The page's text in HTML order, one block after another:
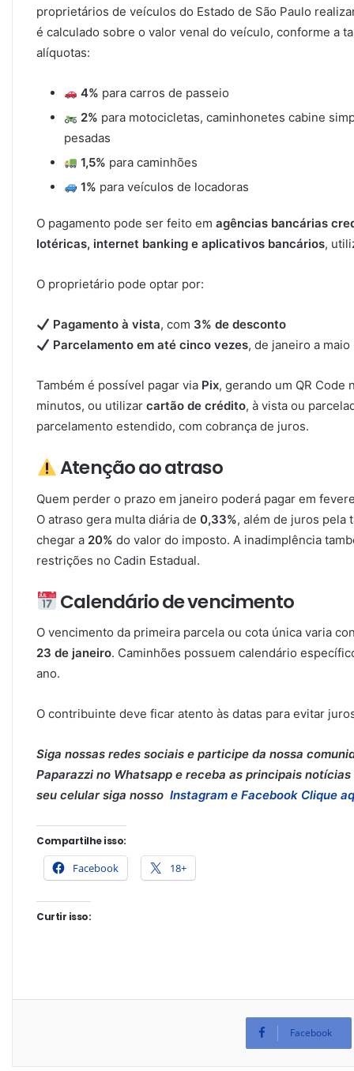
proprietários de veículos do Estado de São Paulo
é calculado sobre o valor venal do veículo, conforme a
alíquotas:
4% para carros de passeio
2% para motocicletas, caminhonetes cabine
pesadas
1,5% para caminhões
1% para veículos de locadoras
O pagamento pode ser feito em agências bancárias
lotéricas, internet banking e aplicativos bancários,
O proprietário pode optar por:
Pagamento à vista, com 3% de desconto
Parcelamento em até cinco vezes, de janeiro a maio
Também é possível pagar via Pix, gerando um QR Code
minutos, ou utilizar cartão de crédito, à vista ou
parcelamento estendido, com cobrança de juros.
Atenção ao atraso
Quem perder o prazo em janeiro poderá pagar em
O atraso gera multa diária de 0,33%, além de juros pela
chegar a 20% do valor do imposto. A inadimplência
restrições no Cadin Estadual.
Calendário de vencimento
O vencimento da primeira parcela ou cota única varia
23 de janeiro. Caminhões possuem calendário
ano.
O contribuinte deve ficar atento às datas para evitar
Siga nossas redes sociais e participe da nossa
Paparazzi no Whatsapp e receba as principais
seu celular siga nosso Instagram e Facebook Clique
Compartilhe isso:
Facebook 18+
Curtir isso:
Facebook